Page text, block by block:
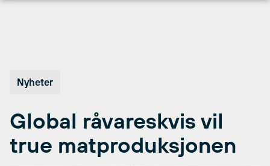
Nyheter
Global råvareskvis vil
true matproduksjonen